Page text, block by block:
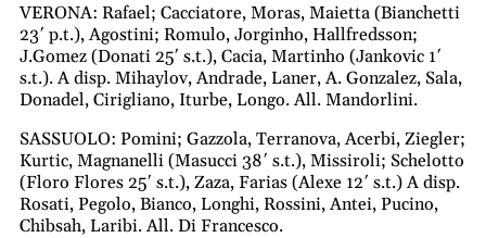
VERONA: Rafael; Cacciatore, Moras, Maietta (Bianchetti
23′ p.t.), Agostini; Romulo, Jorginho, Hallfredsson;
J.Gomez (Donati 25′ s.t.), Cacia, Martinho (Jankovic 1′
s.t.). A disp. Mihaylov, Andrade, Laner, A. Gonzalez, Sala,
Donadel, Cirigliano, Iturbe, Longo. All. Mandorlini.
SASSUOLO: Pomini; Gazzola, Terranova, Acerbi, Ziegler;
Kurtic, Magnanelli (Masucci 38′ s.t.), Missiroli; Schelotto
(Floro Flores 25′ s.t.), Zaza, Farias (Alexe 12′ s.t.) A disp.
Rosati, Pegolo, Bianco, Longhi, Rossini, Antei, Pucino,
Chibsah, Laribi. All. Di Francesco.